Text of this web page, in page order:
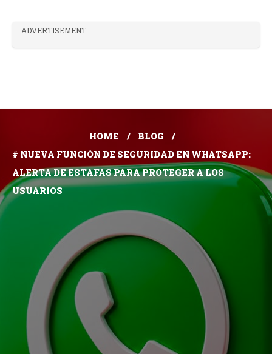
ADVERTISEMENT
HOME
BLOG
# NUEVA FUNCIÓN DE SEGURIDAD EN WHATSAPP:
ALERTA DE ESTAFAS PARA PROTEGER A LOS
USUARIOS